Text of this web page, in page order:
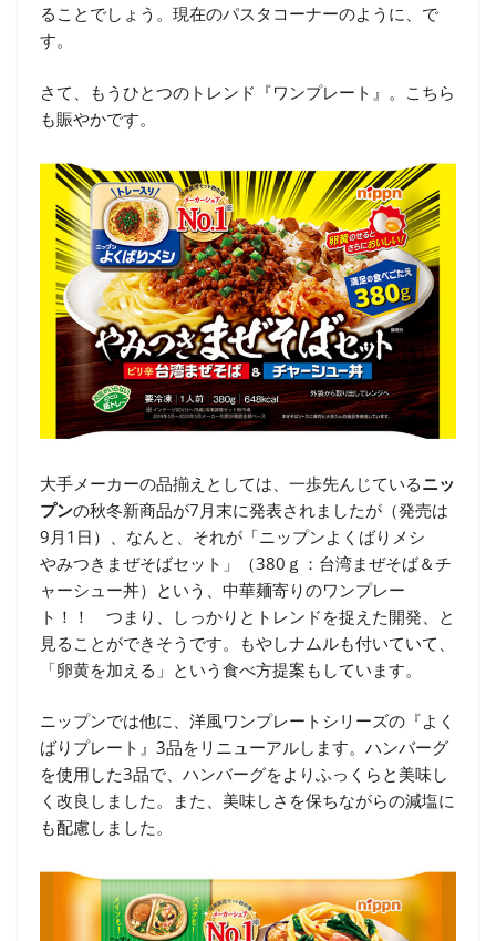
ることでしょう。現在のパスタコーナーのように、で
す。
さて、もうひとつのトレンド『ワンプレート』。こちら
も賑やかです。
大手メーカーの品揃えとしては、一歩先んじているニッ
プンの秋冬新商品が7月末に発表されましたが（発売は
9月1日）、なんと、それが「ニップンよくばりメシ
やみつきまぜそばセット」（380ｇ：台湾まぜそば＆チ
ャーシュー丼）という、中華麺寄りのワンプレー
ト！！ つまり、しっかりとトレンドを捉えた開発、と
見ることができそうです。もやしナムルも付いていて、
「卵黄を加える」という食べ方提案もしています。
ニップンでは他に、洋風ワンプレートシリーズの『よく
ばりプレート』3品をリニューアルします。ハンバーグ
を使用した3品で、ハンバーグをよりふっくらと美味し
く改良しました。また、美味しさを保ちながらの減塩に
も配慮しました。